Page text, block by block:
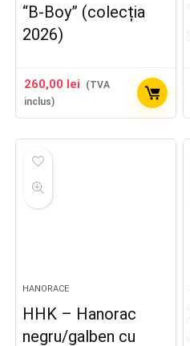
“B-Boy” (colecția
2026)
260,00 lei
(TVA
inclus)
HANORACE
HHK – Hanorac
negru/galben cu